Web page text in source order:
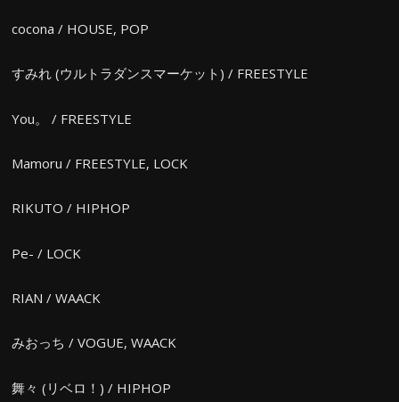
cocona / HOUSE, POP
すみれ (ウルトラダンスマーケット) / FREESTYLE
You。 / FREESTYLE
Mamoru / FREESTYLE, LOCK
RIKUTO / HIPHOP
Pe- / LOCK
RIAN / WAACK
みおっち / VOGUE, WAACK
舞々 (リベロ！) / HIPHOP